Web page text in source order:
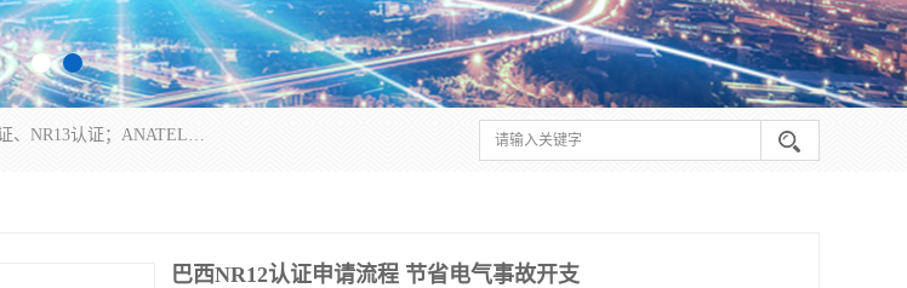
*是一家的测试、评估、检查与认机构，主要从事巴西NR10认证、NR12认证、NR13认证；ANATEL认证、INMTRO认证，欧盟CE认证：MD认证，PED认证，MID认证，ATEX认证，德国蓝色天使认证。
巴西NR12认证申请流程 节省电气事故开支